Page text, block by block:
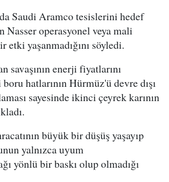
Saudi Aramco tesislerini hedef
Nasser operasyonel veya mali
etki yaşanmadığını söyledi.
savaşının enerji fiyatlarını
hatlarının Hürmüz'ü devre dışı
sayesinde ikinci çeyrek karının
büyük bir düşüş yaşayıp
yalnızca uyum
yönlü bir baskı olup olmadığı